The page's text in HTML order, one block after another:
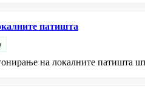
патишта
на локалните патишта